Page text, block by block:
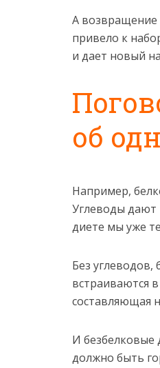
А возвращение
привело к
и дает новый
об
Например,
Углеводы дают
диете мы уже
Без углеводов,
встраиваются
составляющая
И безбелковые
должно быть